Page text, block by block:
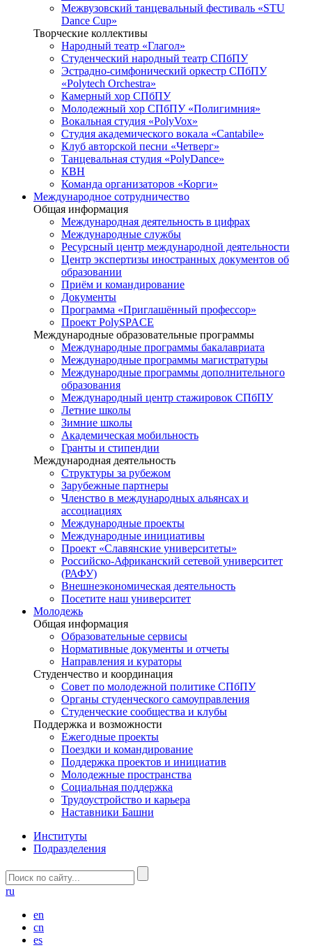
Межвузовский танцевальный фестиваль «STU
Dance Cup»
Творческие коллективы
Народный театр «Глагол»
Студенческий народный театр СПбПУ
Эстрадно-симфонический оркестр СПбПУ
«Polytech Orchestra»
Камерный хор СПбПУ
Молодежный хор СПбПУ «Полигимния»
Вокальная студия «PolyVox»
Студия академического вокала «Cantabile»
Клуб авторской песни «Четверг»
Танцевальная студия «PolyDance»
КВН
Команда организаторов «Корги»
Международное сотрудничество
Общая информация
Международная деятельность в цифрах
Международные службы
Ресурсный центр международной деятельности
Центр экспертизы иностранных документов об
образовании
Приём и командирование
Документы
Программа «Приглашённый профессор»
Проект PolySPACE
Международные образовательные программы
Международные программы бакалавриата
Международные программы магистратуры
Международные программы дополнительного
образования
Международный центр стажировок СПбПУ
Летние школы
Зимние школы
Академическая мобильность
Гранты и стипендии
Международная деятельность
Структуры за рубежом
Зарубежные партнеры
Членство в международных альянсах и
ассоциациях
Международные проекты
Международные инициативы
Проект «Славянские университеты»
Российско-Африканский сетевой университет
(РАФУ)
Внешнеэкономическая деятельность
Посетите наш университет
Молодежь
Общая информация
Образовательные сервисы
Нормативные документы и отчеты
Направления и кураторы
Студенчество и координация
Совет по молодежной политике СПбПУ
Органы студенческого самоуправления
Студенческие сообщества и клубы
Поддержка и возможности
Ежегодные проекты
Поездки и командирование
Поддержка проектов и инициатив
Молодежные пространства
Социальная поддержка
Трудоустройство и карьера
Наставники Башни
Институты
Подразделения
ru
en
cn
es